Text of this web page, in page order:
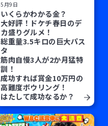
5月9日
いくらかわかる金？
大好評！ドケチ春日のデ
カ盛りグルメ！
総重量3.5キロの巨大パス
タ
筋肉自慢3人が2か月猛特
訓！
成功すれば賞金10万円の
高難度ボウリング！
はたして成功なるか？